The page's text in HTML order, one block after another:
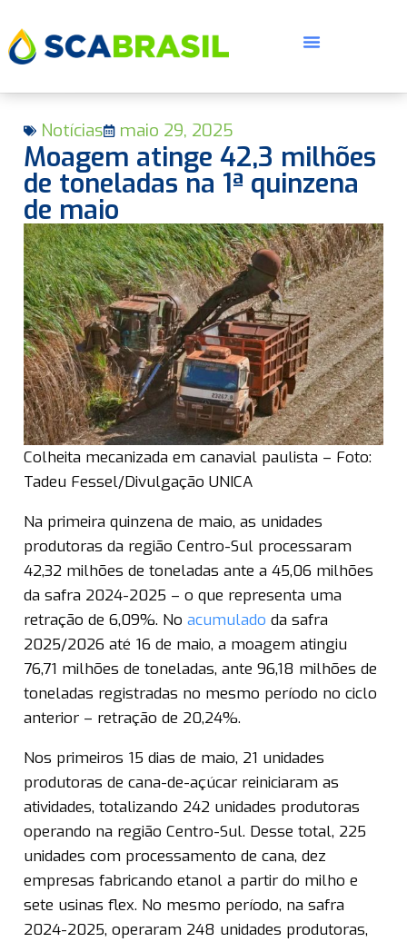
Notícias maio 29, 2025
Moagem atinge 42,3 milhões
de toneladas na 1ª quinzena
de maio
Colheita mecanizada em canavial paulista – Foto:
Tadeu Fessel/Divulgação UNICA
Na primeira quinzena de maio, as unidades
produtoras da região Centro-Sul processaram
42,32 milhões de toneladas ante a 45,06 milhões
da safra 2024-2025 – o que representa uma
retração de 6,09%. No acumulado da safra
2025/2026 até 16 de maio, a moagem atingiu
76,71 milhões de toneladas, ante 96,18 milhões de
toneladas registradas no mesmo período no ciclo
anterior – retração de 20,24%.
Nos primeiros 15 dias de maio, 21 unidades
produtoras de cana-de-açúcar reiniciaram as
atividades, totalizando 242 unidades produtoras
operando na região Centro-Sul. Desse total, 225
unidades com processamento de cana, dez
empresas fabricando etanol a partir do milho e
sete usinas flex. No mesmo período, na safra
2024-2025, operaram 248 unidades produtoras,